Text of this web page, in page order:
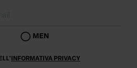
MEN
INFORMATIVA PRIVACY